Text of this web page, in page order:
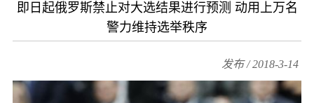
即日起俄罗斯禁止对大选结果进行预测 动用上万名
警力维持选举秩序
发布 / 2018-3-14